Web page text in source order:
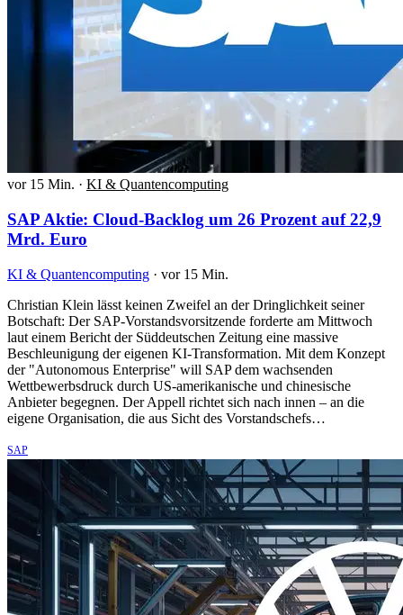
vor 15 Min. · KI & Quantencomputing
SAP Aktie: Cloud-Backlog um 26 Prozent auf 22,9
Mrd. Euro
KI & Quantencomputing · vor 15 Min.
Christian Klein lässt keinen Zweifel an der Dringlichkeit seiner
Botschaft: Der SAP-Vorstandsvorsitzende forderte am Mittwoch
laut einem Bericht der Süddeutschen Zeitung eine massive
Beschleunigung der eigenen KI-Transformation. Mit dem Konzept
der "Autonomous Enterprise" will SAP dem wachsenden
Wettbewerbsdruck durch US-amerikanische und chinesische
Anbieter begegnen. Der Appell richtet sich nach innen – an die
eigene Organisation, die aus Sicht des Vorstandschefs…
SAP